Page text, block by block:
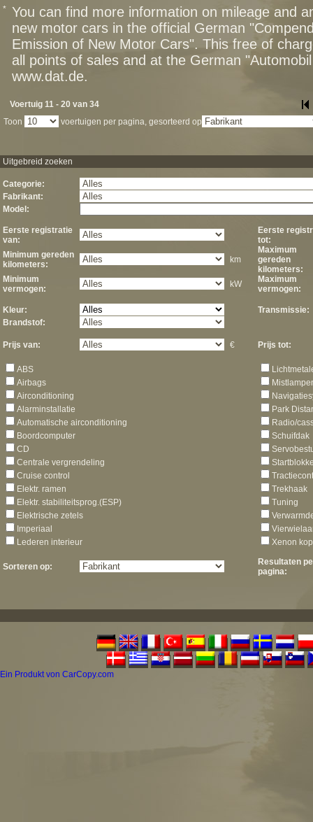
* You can find more information on mileage and
new motor cars in the official German
Emission of New Motor Cars". This free of
all points of sales and at the German
www.dat.de.
Voertuig 11 - 20 van 34
Toon
voertuigen per pagina, gesorteerd op
Uitgebreid zoeken
Categorie:
Fabrikant:
Model:
Eerste registratie
van:
Eerste
tot:
Minimum gereden
kilometers:
km
Maximum
gereden
kilometers:
Minimum
vermogen:
kW
Maximum
vermogen:
Kleur:
Transmissie:
Brandstof:
Prijs van: € Prijs tot:
ABS
Airbags
Airconditioning
Alarminstallatie
Automatische airconditioning
Boordcomputer
CD
Centrale vergrendeling
Cruise control
Elektr. ramen
Elektr. stabiliteitsprog.(ESP)
Elektrische zetels
Imperiaal
Lederen interieur
Park
Radio/
Schuifdak
Trekhaak
Tuning
Xenon
Sorteren op:
Resultaten
pagina:
Ein Produkt von CarCopy.com